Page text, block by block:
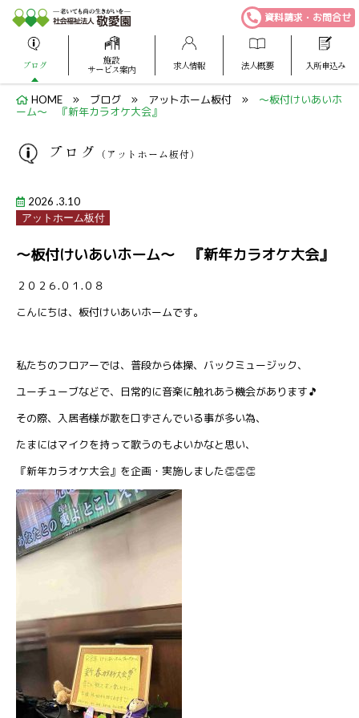
ブログ
施設
サービス案内
求人情報 法人概要 入所申込み
資料請求・お問合せ
HOME ブログ アットホーム板付
～板付けいあいホ
ーム～ 『新年カラオケ大会』
ブログ （アットホーム板付）
2026 .3.10
アットホーム板付
～板付けいあいホーム～ 『新年カラオケ大会』
２０２６.０１.０８
こんにちは、板付けいあいホームです。
私たちのフロアーでは、普段から体操、バックミュージック、
ユーチューブなどで、日常的に音楽に触れあう機会があります🎵
その際、入居者様が歌を口ずさんでいる事が多い為、
たまにはマイクを持って歌うのもよいかなと思い、
『新年カラオケ大会』を企画・実施しました👏👏👏